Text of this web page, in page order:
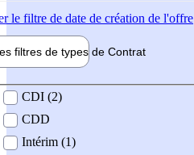
le filtre de date de création de l'offre
filtres de types de Contrat
contrat
CDI (2)
CDD
Intérim (1)